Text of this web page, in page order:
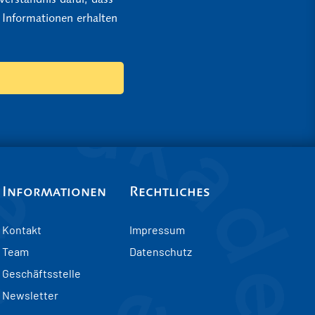
erhalten
Informationen
Kontakt
Team
Geschäftsstelle
Newsletter
Rechtliches
Impressum
Datenschutz